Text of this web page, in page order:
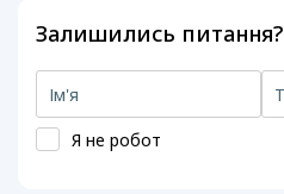
Залишились питання?
Я не робот